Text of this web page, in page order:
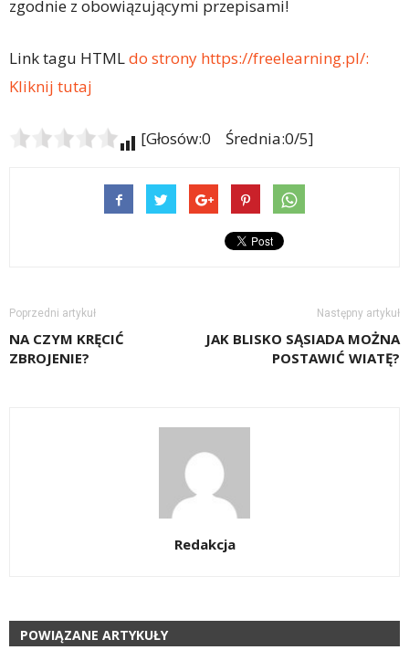
zgodnie z obowiązującymi przepisami!
Link tagu HTMLdo strony https://freelearning.pl/:
Kliknij tutaj
[Głosów:0 Średnia:0/5]
Poprzedni artykuł
NA CZYM KRĘCIĆ
ZBROJENIE?
Następny artykuł
JAK BLISKO SĄSIADA MOŻNA
POSTAWIĆ WIATĘ?
Redakcja
POWIĄZANE ARTYKUŁY